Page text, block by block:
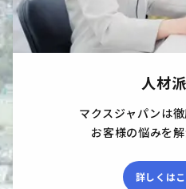
人材
マクスジャパンは
お客様の悩みを解
詳しくは